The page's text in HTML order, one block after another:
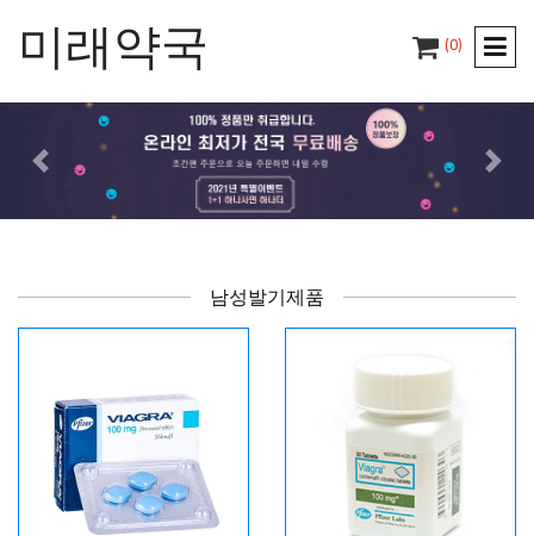
미래약국 (0)
이전 다음
남성발기제품